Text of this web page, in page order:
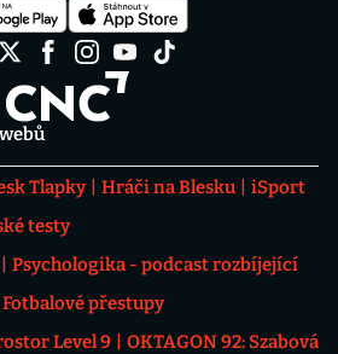
Tlapky Hráči na Blesku
iSport
testy
Psychologika - podcast rozbíjející
Fotbalové přestupy
Level 9
OKTAGON 92: Szabová